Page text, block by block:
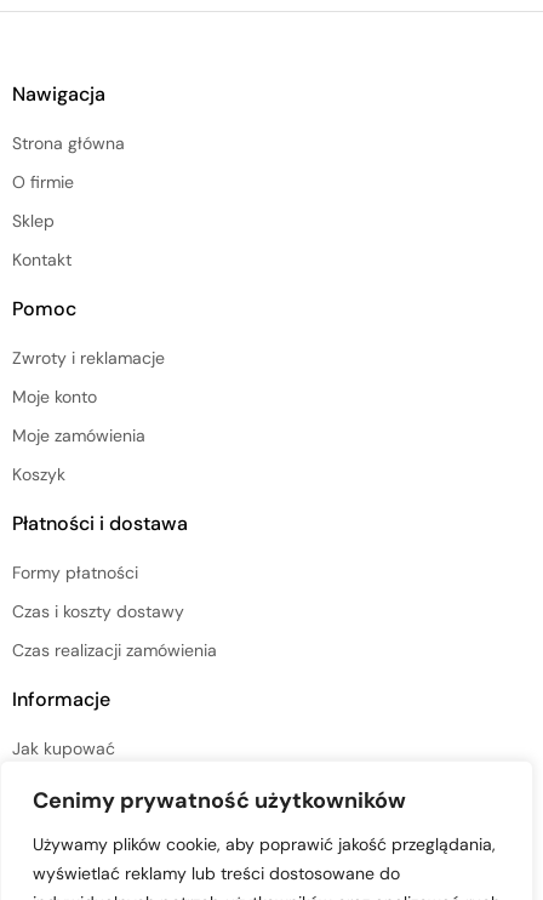
Cenimy prywatność użytkowników
Używamy plików cookie, aby poprawić jakość przeglądania,
wyświetlać reklamy lub treści dostosowane do
Nawigacja
Strona główna
O firmie
Sklep
Kontakt
Pomoc
Zwroty i reklamacje
Moje konto
Moje zamówienia
Koszyk
Płatności i dostawa
Formy płatności
Czas i koszty dostawy
Czas realizacji zamówienia
Informacje
Jak kupować
Regulamin sklepu